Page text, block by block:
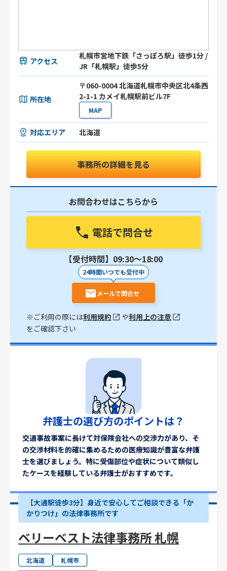
アクセス
札幌市営地下鉄「さっぽろ駅」徒歩1分 /
JR「札幌駅」徒歩5分
所在地
〒060-0004 北海道札幌市中央区北4条西
2-1-1 カメイ札幌駅前ビル7F
MAP
対応エリア 北海道
事務所の詳細を見る
お問合わせはこちらから
電話で問合せ
【受付時間】09:30〜18:00
24時間いつでも受付中
メールで問合せ
※ご利用の際には利用規約 や利用上の注意
をご確認下さい
弁護士の選び方のポイントは？
交通事故事案に長けて対保険会社への交渉力があり、そ
の交渉材料を的確に集めるための医療知識が豊富な弁護
士を選びましょう。特に受傷部位や症状について類似し
たケースを経験している弁護士がおすすめです。
【大通駅徒歩3分】身近で安心してご相談できる「か
かりつけ」の法律事務所です
ベリーベスト法律事務所 札幌
北海道 札幌市